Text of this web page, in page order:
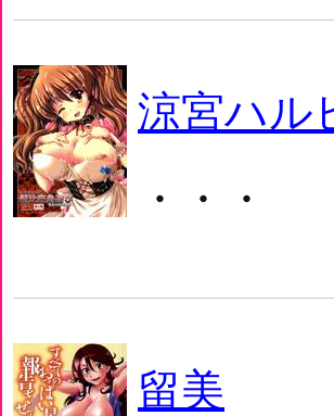
涼宮ハル
・・・
留美